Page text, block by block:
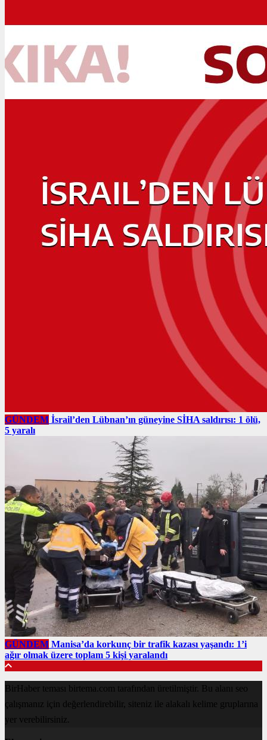
GÜNDEM İsrail’den Lübnan’ın güneyine SİHA saldırısı: 1 ölü,
5 yaralı
GÜNDEM Manisa’da korkunç bir trafik kazası yaşandı: 1’i
ağır olmak üzere toplam 5 kişi yaralandı
BirHaber teması birtema.com tarafından üretilmiştir. Bu alanı seo
çalışmanız için değerlendirebilir, siteniz ile alakalı kelime gruplarına
yer verebilirsiniz.